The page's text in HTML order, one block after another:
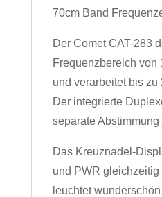
70cm Band
Der Comet CAT-283
Frequenzbereich von
und verarbeitet bis zu
Der integrierte
separate
Das Kreuznadel-
und PWR
leuchtet